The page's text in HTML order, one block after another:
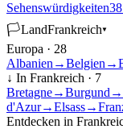
Sehenswürdigkeiten
🏳LandFrankreich▾
Europa · 28
Albanien →Belgien →
↓ In Frankreich · 7
Bretagne→Burgund →
d'Azur→Elsass→
Entdecken in